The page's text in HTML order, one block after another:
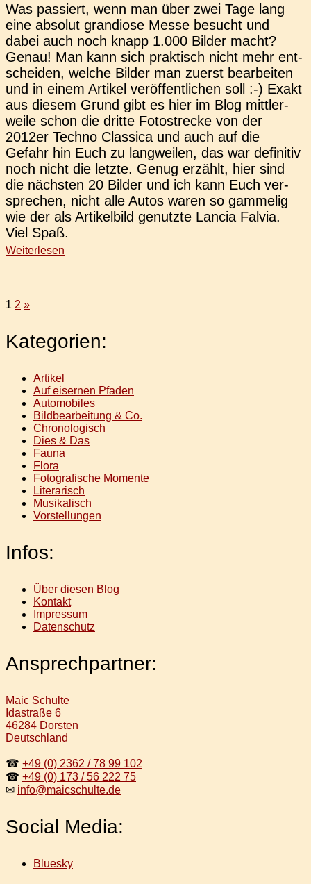
Was pas­siert, wenn man über zwei Tage lang
eine abso­lut gran­dio­se Messe besucht und
dabei auch noch knapp 1.000 Bilder macht?
Genau! Man kann sich prak­tisch nicht mehr ent­
schei­den, welche Bilder man zuerst bear­bei­ten
und in einem Arti­kel ver­öf­fent­li­chen soll :-) Exakt
aus diesem Grund gibt es hier im Blog mitt­ler­
wei­le schon die dritte Foto­stre­cke von der
2012er Techno Clas­si­ca und auch auf die
Gefahr hin Euch zu lang­wei­len, das war defi­ni­tiv
noch nicht die letzte. Genug erzählt, hier sind
die nächs­ten 20 Bilder und ich kann Euch ver­
spre­chen, nicht alle Autos waren so gam­me­lig
wie der als Arti­kel­bild genutz­te Lancia Falvia.
Viel Spaß.
Weiterlesen
Seitennummerierung
Beiträge
1 2 Nächste
»
Kategorien:
Artikel
Auf eisernen Pfaden
Automobiles
Bildbearbeitung & Co.
Chronologisch
Dies & Das
Fauna
Flora
Fotografische Momente
Literarisch
Musikalisch
Vorstellungen
Infos:
Über diesen Blog
Kontakt
Impressum
Datenschutz
Ansprechpartner:
Maic Schulte
Idastraße 6
46284 Dorsten
Deutschland
☎ +49 (0) 2362 / 78 99 102
☎ +49 (0) 173 / 56 222 75
✉ info@maicschulte.de
Social Media:
Bluesky